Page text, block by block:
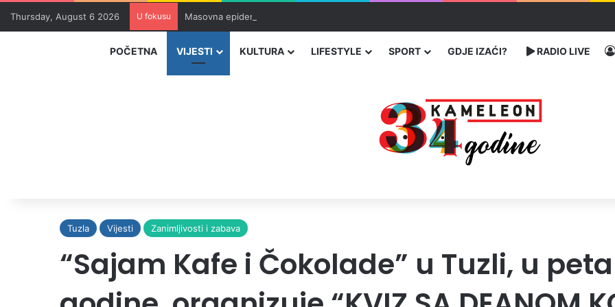
Thursday, August 6 2026 U fokusu Masovna epidemija parazita u SAD-u: Više od 25.000 zaraženih
POČETNA VIJESTI KULTURA LIFESTYLE SPORT GDJE IZAĆI? RADIO LIVE
Tuzla Vijesti Zanimljivosti i zabava
“Sajam Kafe i Čokolade” u Tuzli, u